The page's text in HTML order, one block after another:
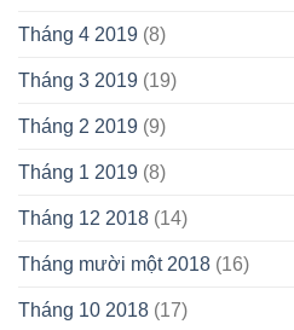
Tháng 4 2019 (8)
Tháng 3 2019 (19)
Tháng 2 2019 (9)
Tháng 1 2019 (8)
Tháng 12 2018 (14)
Tháng mười một 2018 (16)
Tháng 10 2018 (17)